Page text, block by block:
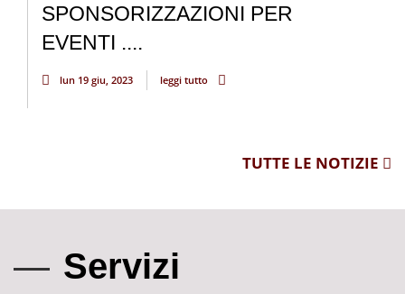
SPONSORIZZAZIONI PER
EVENTI ....
lun 19 giu, 2023 leggi tutto
TUTTE LE NOTIZIE
Servizi